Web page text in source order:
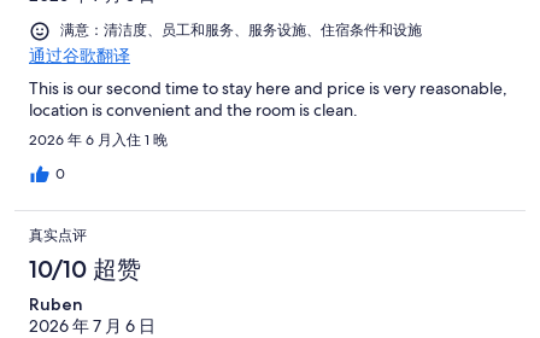
评
点
评
条
点
有
1300
条
点
评
满意：清洁度、员工和服务、服务设施、住宿条件和设施
通过谷歌翻译
This is our second time to stay here and price is very reasonable,
location is convenient and the room is clean.
2026 年 6 月入住 1 晚
0
真实点评
10/10 超赞
Ruben
2026 年 7 月 6 日